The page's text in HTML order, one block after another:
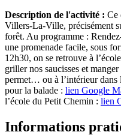
Description de l'activité : Ce
Villers-La-Ville, précisément
forêt. Au programme :
une promenade facile, sous
12h30, on se retrouve à
griller nos saucisses et
permet… ou à l’intérieur dans
pour la balade : lien Google
l’école du Petit Chemin : lien
Informations